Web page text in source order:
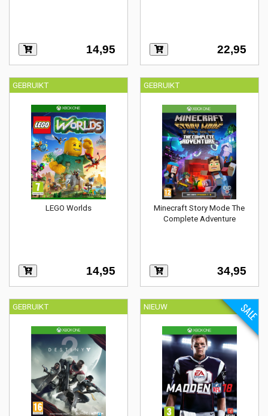
14,95 22,95
GEBRUIKT
LEGO Worlds
14,95
GEBRUIKT
Minecraft Story Mode The
Complete Adventure
34,95
GEBRUIKT NIEUW SALE